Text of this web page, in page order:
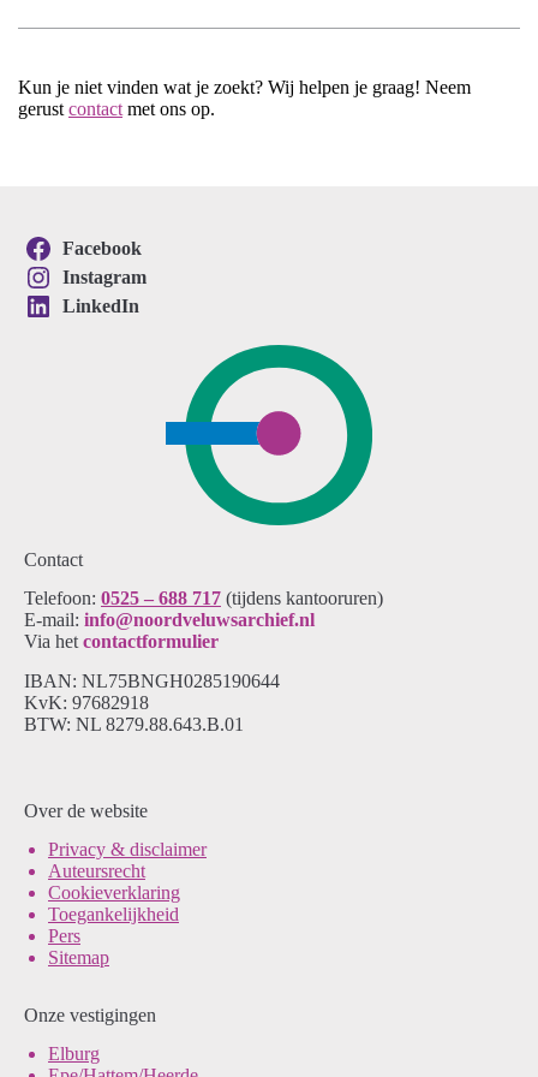
Kun je niet vinden wat je zoekt? Wij helpen je graag! Neem
gerust contact met ons op.
Contact
Telefoon: 0525 – 688 717 (tijdens kantooruren)
E-mail: info@noordveluwsarchief.nl
Via het contactformulier
IBAN: NL75BNGH0285190644
KvK: 97682918
BTW: NL 8279.88.643.B.01
Onze vestigingen
Elburg
Over de website
Privacy & disclaimer
Auteursrecht
Cookieverklaring
Toegankelijkheid
Pers
Sitemap
Facebook
Instagram
LinkedIn